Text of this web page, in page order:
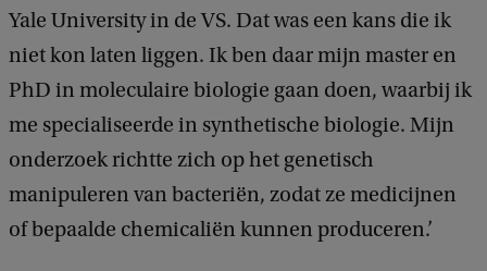
Yale University in de VS. Dat was een kans die ik
niet kon laten liggen. Ik ben daar mijn master en
PhD in moleculaire biologie gaan doen, waarbij ik
me specialiseerde in synthetische biologie. Mijn
onderzoek richtte zich op het genetisch
manipuleren van bacteriën, zodat ze medicijnen
of bepaalde chemicaliën kunnen produceren.’